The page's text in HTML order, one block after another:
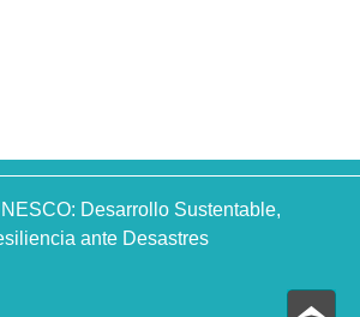
Desarrollo Sustentable,
ante Desastres